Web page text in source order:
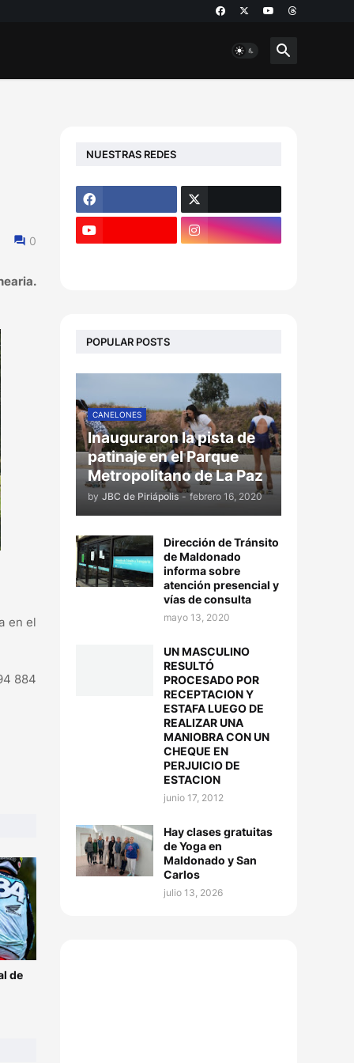
0
en el
884
de
NUESTRAS REDES
POPULAR POSTS
CANELONES
Inauguraron la pista de
patinaje en el Parque
Metropolitano de La Paz
by JBC de Piriápolis - febrero 16, 2020
Dirección de Tránsito
de Maldonado
informa sobre
atención presencial y
vías de consulta
mayo 13, 2020
UN MASCULINO
RESULTÓ
PROCESADO POR
RECEPTACION Y
ESTAFA LUEGO DE
REALIZAR UNA
MANIOBRA CON UN
CHEQUE EN
PERJUICIO DE
ESTACION
junio 17, 2012
Hay clases gratuitas
de Yoga en
Maldonado y San
Carlos
julio 13, 2026